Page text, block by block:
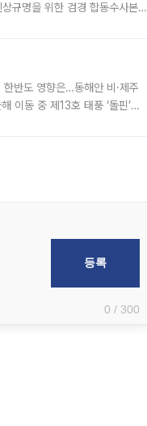
규명을 위한 검경 합동수사본
반도 영향은…동해안 비·제주
이동 중 제13호 태풍 ‘돌핀’이
0 / 300